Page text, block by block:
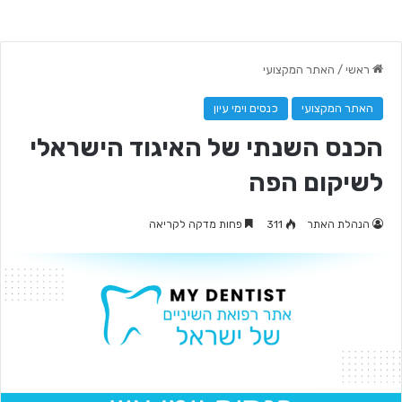
ראשי / האתר המקצועי
האתר המקצועי כנסים וימי עיון
הכנס השנתי של האיגוד הישראלי
לשיקום הפה
הנהלת האתר 311 פחות מדקה לקריאה